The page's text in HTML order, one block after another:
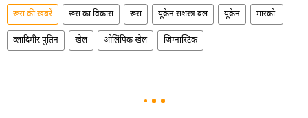
रूस की खबरें रूस का विकास रूस यूक्रेन सशस्त्र बल यूक्रेन मास्को
व्लादिमीर पुतिन खेल ओलिंपिक खेल जिम्नास्टिक